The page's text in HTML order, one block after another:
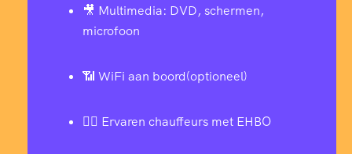
🎥 Multimedia: DVD, schermen,
microfoon
📶 WiFi aan boord(optioneel)
👨‍✈️ Ervaren chauffeurs met EHBO